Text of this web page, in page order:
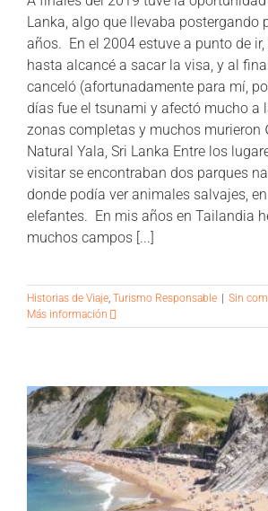
Lanka, algo que llevaba postergando
años. En el 2004 estuve a punto de ir,
hasta alcancé a sacar la visa, y al
canceló (afortunadamente para mí,
días fue el tsunami y afectó mucho a
zonas completas y muchos
Natural Yala, Sri Lanka Entre los
visitar se encontraban dos parques
donde podía ver animales salvajes, en
elefantes. En mis años en Tailandia
muchos campos [...]
Historias de Viaje Turismo Responsable | Sin
Más información